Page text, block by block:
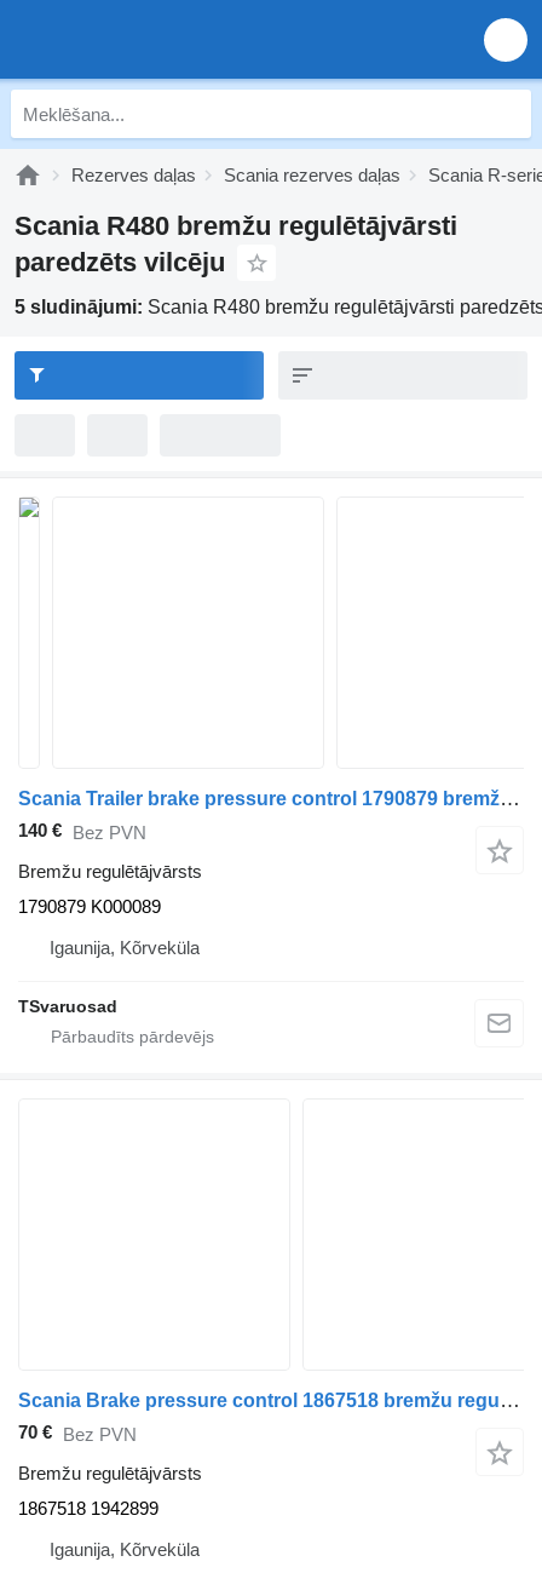
Rezerves daļas Scania rezerves daļas Scania R-
Scania R480 bremžu regulētājvārsti
paredzēts vilcēju
5 sludinājumi: Scania R480 bremžu regulētājvārsti
Scania Trailer brake pressure control 1790879 bremžu regulētājvārsts paredzēts Scania R480 vilcēja
140 € Bez PVN
Bremžu regulētājvārsts
1790879 K000089
Igaunija, Kõrveküla
TSvaruosad
Scania Brake pressure control 1867518 bremžu regulētājvārsts paredzēts Scania R480 vilcēja
70 € Bez PVN
Bremžu regulētājvārsts
1867518 1942899
Igaunija, Kõrveküla